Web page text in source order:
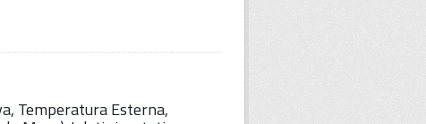
Temperatura Esterna,